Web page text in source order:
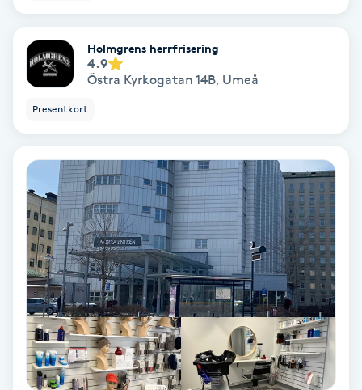
Mixfransar
Nagelförlängning gelé
Nagelförlängning glasfiber
Nagelförlängning silke
Nagelförstärkning
Nagelklippning
Holmgrens herrfrisering
4.9
Östra Kyrkogatan 14B, Umeå
Presentkort